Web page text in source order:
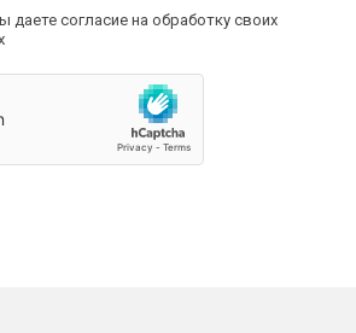
даете согласие на обработку своих